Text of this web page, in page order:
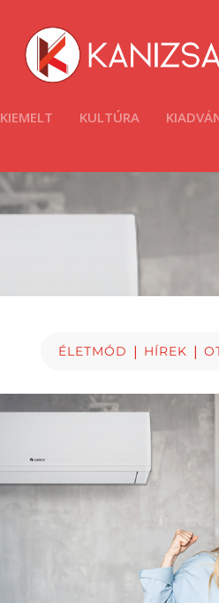
KIEMELT KULTÚRA
ÉLETMÓD | HÍREK |